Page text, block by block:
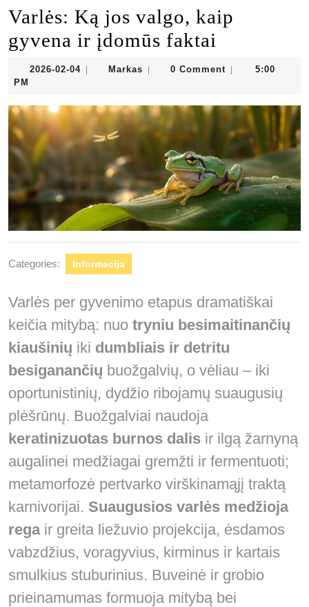
Varlės: Ką jos valgo, kaip
gyvena ir įdomūs faktai
2026-02-042026-
Markas Markas0 Comment
5:00
PM
Categories: Informacija
Varlės per gyvenimo etapus dramatiškai
keičia mitybą: nuo tryniu besimaitinančių
kiaušinių iki dumbliais ir detritu
besiganančių buožgalvių, o vėliau – iki
oportunistinių, dydžio ribojamų suaugusių
plėšrūnų. Buožgalviai naudoja
keratinizuotas burnos dalis ir ilgą žarnyną
augalinei medžiagai gremžti ir fermentuoti;
metamorfozė pertvarko virškinamąjį traktą
karnivorijai. Suaugusios varlės medžioja
regair greita liežuvio projekcija, ėsdamos
vabzdžius, voragyvius, kirminus ir kartais
smulkius stuburinius. Buveinė ir grobio
prieinamumas formuoja mitybą bei